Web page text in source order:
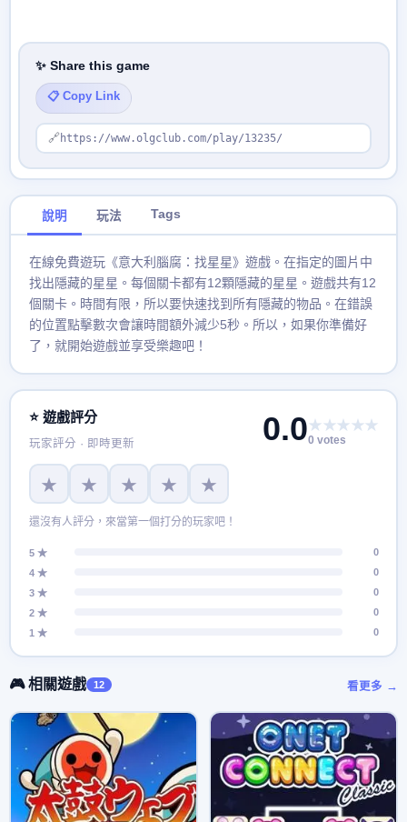
✨ Share this game
📋 Copy Link
🔗 https://www.olgclub.com/play/13235/
說明 玩法 Tags
在線免費遊玩《意大利腦腐：找星星》遊戲。在指定的圖片中
找出隱藏的星星。每個關卡都有12顆隱藏的星星。遊戲共有12
個關卡。時間有限，所以要快速找到所有隱藏的物品。在錯誤
的位置點擊數次會讓時間額外減少5秒。所以，如果你準備好
了，就開始遊戲並享受樂趣吧！
⭐ 遊戲評分
玩家評分 · 即時更新 0.0★★★★★
0 votes
★ ★ ★ ★ ★
還沒有人評分，來當第一個打分的玩家吧！
5 ★
0
4 ★
0
3 ★
0
2 ★
0
1 ★
0
🎮 相關遊戲 12 看更多 →